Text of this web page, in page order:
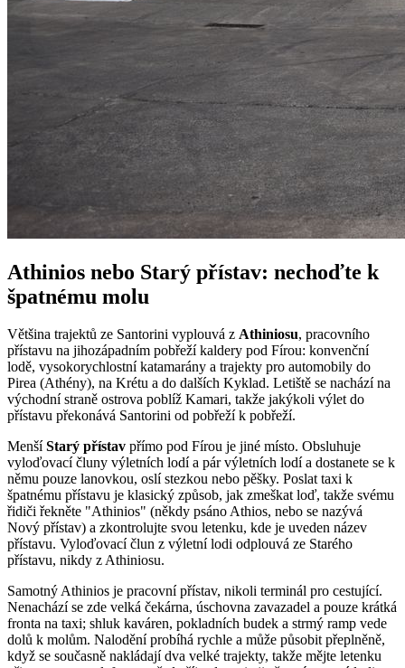
Athinios nebo Starý přístav: nechoďte k
špatnému molu
Většina trajektů ze Santorini vyplouvá z Athiniosu, pracovního
přístavu na jihozápadním pobřeží kaldery pod Fírou: konvenční
lodě, vysokorychlostní katamarány a trajekty pro automobily do
Pirea (Athény), na Krétu a do dalších Kyklad. Letiště se nachází na
východní straně ostrova poblíž Kamari, takže jakýkoli výlet do
přístavu překonává Santorini od pobřeží k pobřeží.
MenšíStarý přístav přímo pod Fírou je jiné místo. Obsluhuje
vyloďovací čluny výletních lodí a pár výletních lodí a dostanete se k
němu pouze lanovkou, oslí stezkou nebo pěšky. Poslat taxi k
špatnému přístavu je klasický způsob, jak zmeškat loď, takže svému
řidiči řekněte "Athinios" (někdy psáno Athios, nebo se nazývá
Nový přístav) a zkontrolujte svou letenku, kde je uveden název
přístavu. Vyloďovací člun z výletní lodi odplouvá ze Starého
přístavu, nikdy z Athiniosu.
Samotný Athinios je pracovní přístav, nikoli terminál pro cestující.
Nenachází se zde velká čekárna, úschovna zavazadel a pouze krátká
fronta na taxi; shluk kaváren, pokladních budek a strmý ramp vede
dolů k molům. Nalodění probíhá rychle a může působit přeplněně,
když se současně nakládají dva velké trajekty, takže mějte letenku